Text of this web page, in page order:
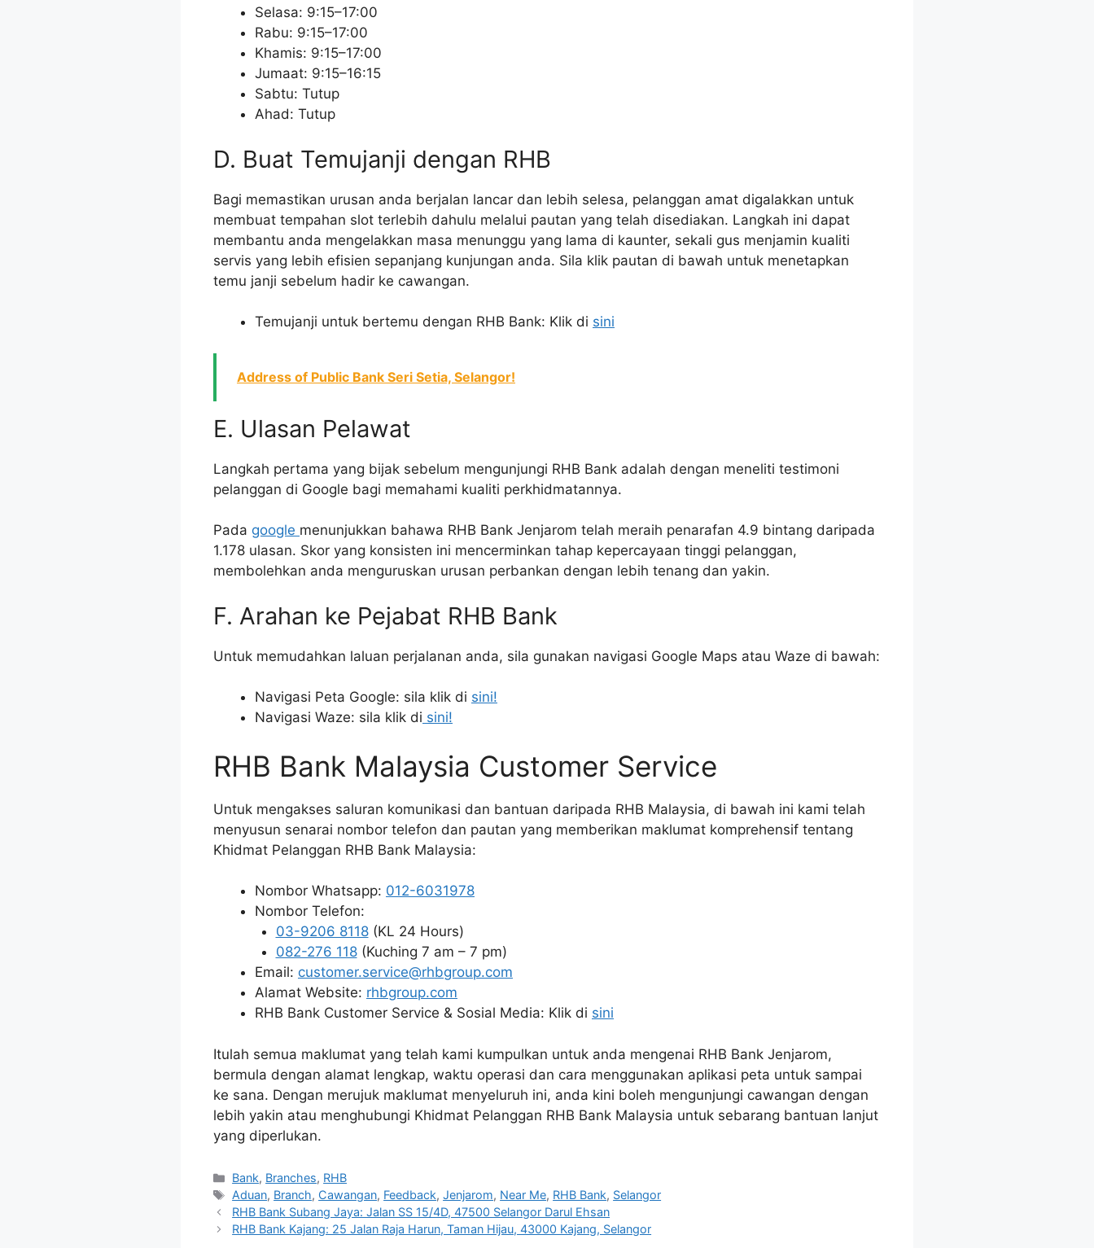
Selasa: 9:15–17:00
Rabu: 9:15–17:00
Khamis: 9:15–17:00
Jumaat: 9:15–16:15
Sabtu: Tutup
Ahad: Tutup
D. Buat Temujanji dengan RHB
Bagi memastikan urusan anda berjalan lancar dan lebih selesa, pelanggan amat digalakkan untuk
membuat tempahan slot terlebih dahulu melalui pautan yang telah disediakan. Langkah ini dapat
membantu anda mengelakkan masa menunggu yang lama di kaunter, sekali gus menjamin kualiti
servis yang lebih efisien sepanjang kunjungan anda. Sila klik pautan di bawah untuk menetapkan
temu janji sebelum hadir ke cawangan.
Temujanji untuk bertemu dengan RHB Bank: Klik di sini
Address of Public Bank Seri Setia, Selangor!
E. Ulasan Pelawat
Langkah pertama yang bijak sebelum mengunjungi RHB Bank adalah dengan meneliti testimoni
pelanggan di Google bagi memahami kualiti perkhidmatannya.
Pada google menunjukkan bahawa RHB Bank Jenjarom telah meraih penarafan 4.9 bintang daripada
1.178 ulasan. Skor yang konsisten ini mencerminkan tahap kepercayaan tinggi pelanggan,
membolehkan anda menguruskan urusan perbankan dengan lebih tenang dan yakin.
F. Arahan ke Pejabat RHB Bank
Untuk memudahkan laluan perjalanan anda, sila gunakan navigasi Google Maps atau Waze di bawah:
Navigasi Peta Google: sila klik di sini!
Navigasi Waze: sila klik di sini!
RHB Bank Malaysia Customer Service
Untuk mengakses saluran komunikasi dan bantuan daripada RHB Malaysia, di bawah ini kami telah
menyusun senarai nombor telefon dan pautan yang memberikan maklumat komprehensif tentang
Khidmat Pelanggan RHB Bank Malaysia:
Nombor Whatsapp: 012-6031978
Nombor Telefon:
03-9206 8118(KL 24 Hours)
082-276 118(Kuching 7 am – 7 pm)
Email: customer.service@rhbgroup.com
Alamat Website: rhbgroup.com
RHB Bank Customer Service & Sosial Media: Klik di sini
Itulah semua maklumat yang telah kami kumpulkan untuk anda mengenai RHB Bank Jenjarom,
bermula dengan alamat lengkap, waktu operasi dan cara menggunakan aplikasi peta untuk sampai
ke sana. Dengan merujuk maklumat menyeluruh ini, anda kini boleh mengunjungi cawangan dengan
lebih yakin atau menghubungi Khidmat Pelanggan RHB Bank Malaysia untuk sebarang bantuan lanjut
yang diperlukan.
Categories
Bank, Branches, RHB
Tags
Aduan, Branch, Cawangan, Feedback,Jenjarom, Near Me, RHB Bank, Selangor
RHB Bank Subang Jaya: Jalan SS 15/4D, 47500 Selangor Darul Ehsan
RHB Bank Kajang: 25 Jalan Raja Harun, Taman Hijau, 43000 Kajang, Selangor